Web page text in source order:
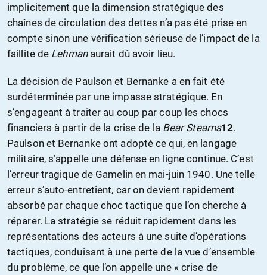
implicitement que la dimension stratégique des
chaînes de circulation des dettes n’a pas été prise en
compte sinon une vérification sérieuse de l’impact de la
faillite de Lehmanaurait dû avoir lieu.
La décision de Paulson et Bernanke a en fait été
surdéterminée par une impasse stratégique. En
s’engageant à traiter au coup par coup les chocs
financiers à partir de la crise de la Bear Stearns12.
Paulson et Bernanke ont adopté ce qui, en langage
militaire, s’appelle une défense en ligne continue. C’est
l’erreur tragique de Gamelin en mai-juin 1940. Une telle
erreur s’auto-entretient, car on devient rapidement
absorbé par chaque choc tactique que l’on cherche à
réparer. La stratégie se réduit rapidement dans les
représentations des acteurs à une suite d’opérations
tactiques, conduisant à une perte de la vue d’ensemble
du problème, ce que l’on appelle une « crise de